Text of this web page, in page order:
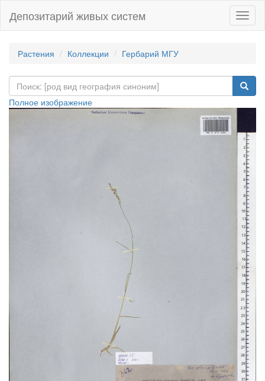
Депозитарий живых систем
Растения Коллекции Гербарий МГУ
Полное изображение